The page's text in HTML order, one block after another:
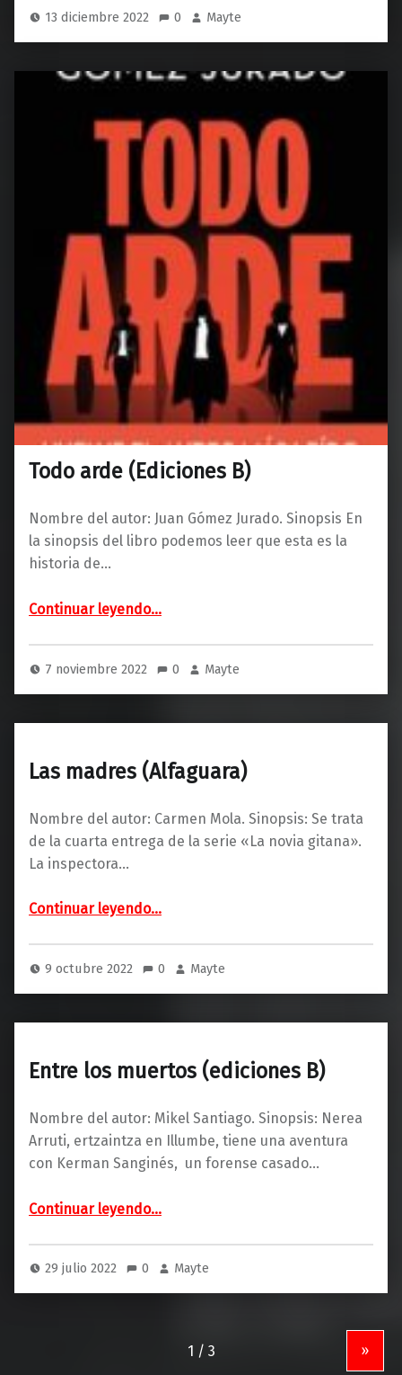
13 diciembre 2022 0 Mayte
Todo arde (Ediciones B)
Nombre del autor: Juan Gómez Jurado. Sinopsis En
la sinopsis del libro podemos leer que esta es la
historia de…
Continuar leyendo…
7 noviembre 2022 0 Mayte
Las madres (Alfaguara)
Nombre del autor: Carmen Mola. Sinopsis: Se trata
de la cuarta entrega de la serie «La novia gitana».
La inspectora…
Continuar leyendo…
9 octubre 2022 0 Mayte
Entre los muertos (ediciones B)
Nombre del autor: Mikel Santiago. Sinopsis: Nerea
Arruti, ertzaintza en Illumbe, tiene una aventura
con Kerman Sanginés, un forense casado…
Continuar leyendo…
29 julio 2022 0 Mayte
»